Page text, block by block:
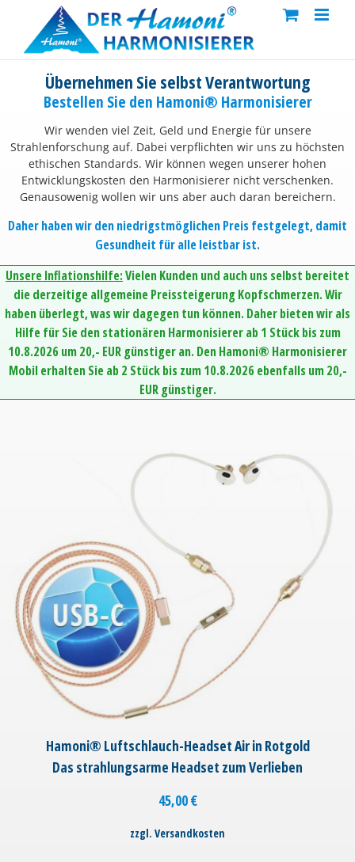
content
Übernehmen Sie selbst Verantwortung
Bestellen Sie den Hamoni® Harmonisierer
Wir wenden viel Zeit, Geld und Energie für unsere
Strahlenforschung auf. Dabei verpflichten wir uns zu höchsten
ethischen Standards. Wir können wegen unserer hohen
Entwicklungskosten den Harmonisierer nicht verschenken.
Genausowenig wollen wir uns aber auch daran bereichern.
Daher haben wir den niedrigstmöglichen Preis festgelegt, damit
Gesundheit für alle leistbar ist.
Unsere Inflationshilfe:Vielen Kunden und auch uns selbst bereitet
die derzeitige allgemeine Preissteigerung Kopfschmerzen. Wir
haben überlegt, was wir dagegen tun können. Daher bieten wir als
Hilfe für Sie den stationären Harmonisierer ab 1 Stück bis zum
10.8.2026 um 20,- EUR günstiger an. Den Hamoni® Harmonisierer
Mobil erhalten Sie ab 2 Stück bis zum 10.8.2026 ebenfalls um 20,-
EUR günstiger.
Hamoni® Luftschlauch-Headset Air in Rotgold
Das strahlungsarme Headset zum Verlieben
45,00€
zzgl. Versandkosten